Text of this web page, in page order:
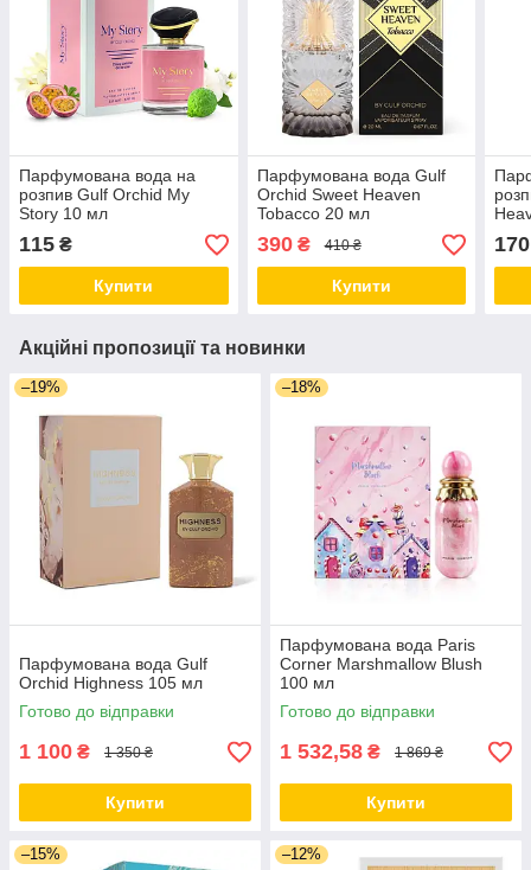
Парфумована вода на
розпив Gulf Orchid My
Story 10 мл
115 ₴
Купити
Парфумована вода Gulf
Orchid Sweet Heaven
Tobacco 20 мл
390₴ 410 ₴
Купити
170
Акційні пропозиції та новинки
–19%
Парфумована вода Gulf
Orchid Highness 105 мл
Готово до відправки
1 100 ₴ 1 350 ₴
Купити
–18%
Парфумована вода Paris
Corner Marshmallow Blush
100 мл
Готово до відправки
1 532,58 ₴ 1 869 ₴
Купити
–15% –12%